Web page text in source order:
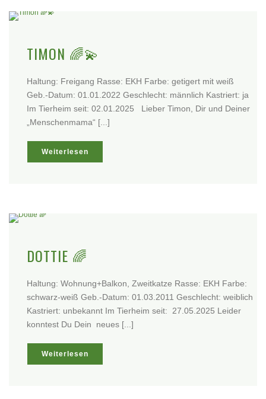
TIMON 🌈💫
Haltung: Freigang Rasse: EKH Farbe: getigert mit weiß
Geb.-Datum: 01.01.2022 Geschlecht: männlich Kastriert: ja
Im Tierheim seit: 02.01.2025 Lieber Timon, Dir und Deiner
„Menschenmama“ [...]
Weiterlesen
DOTTIE 🌈
Haltung: Wohnung+Balkon, Zweitkatze Rasse: EKH Farbe:
schwarz-weiß Geb.-Datum: 01.03.2011 Geschlecht: weiblich
Kastriert: unbekannt Im Tierheim seit: 27.05.2025 Leider
konntest Du Dein neues [...]
Weiterlesen